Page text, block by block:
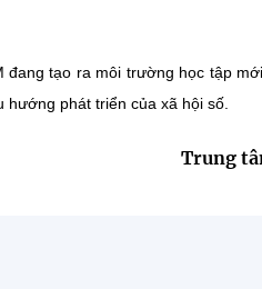
tạo ra môi trường học tập
phát triển của xã hội số.
Trung